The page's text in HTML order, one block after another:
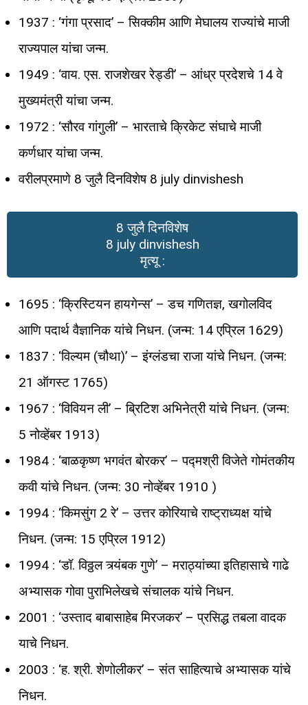
1937 : ‘गंगा प्रसाद’ – सिक्कीम आणि मेघालय राज्यांचे माजी
राज्यपाल यांचा जन्म.
1949 : ‘वाय. एस. राजशेखर रेड्डी’ – आंध्र प्रदेशचे 14 वे
मुख्यमंत्री यांचा जन्म.
1972 : ‘सौरव गांगुली’ – भारताचे क्रिकेट संघाचे माजी
कर्णधार यांचा जन्म.
वरीलप्रमाणे 8 जुलै दिनविशेष 8 july dinvishesh
8 जुलै दिनविशेष
8 july dinvishesh
मृत्यू :
1695 : ‘क्रिस्टियन हायगेन्स’ – डच गणितज्ञ, खगोलविद
आणि पदार्थ वैज्ञानिक यांचे निधन. (जन्म: 14 एप्रिल 1629)
1837 : ‘विल्यम (चौथा)’ – इंग्लंडचा राजा यांचे निधन. (जन्म:
21 ऑगस्ट 1765)
1967 : ‘विवियन ली’ – ब्रिटिश अभिनेत्री यांचे निधन. (जन्म:
5 नोव्हेंबर 1913)
1984 : ‘बाळकृष्ण भगवंत बोरकर’ – पद्मश्री विजेते गोमंतकीय
कवी यांचे निधन. (जन्म: 30 नोव्हेंबर 1910 )
1994 : ‘किमसुंग 2 रे’ – उत्तर कोरियाचे राष्ट्राध्यक्ष यांचे
निधन. (जन्म: 15 एप्रिल 1912)
1994 : ‘डॉ. विठ्ठल त्र्यंबक गुणे’ – मराठ्यांच्या इतिहासाचे गाढे
अभ्यासक गोवा पुराभिलेखचे संचालक यांचे निधन.
2001 : ‘उस्ताद बाबासाहेब मिरजकर’ – प्रसिद्ध तबला वादक
याचे निधन.
2003 : ‘ह. श्री. शेणोलीकर’ – संत साहित्याचे अभ्यासक यांचे
निधन.